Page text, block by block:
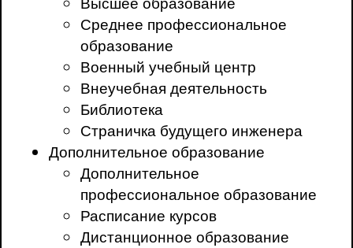
Среднее профессиональное
образование
Военный учебный центр
Внеучебная деятельность
Библиотека
Страничка будущего инженера
Дополнительное образование
Дополнительное
профессиональное образование
Расписание курсов
Дистанционное образование